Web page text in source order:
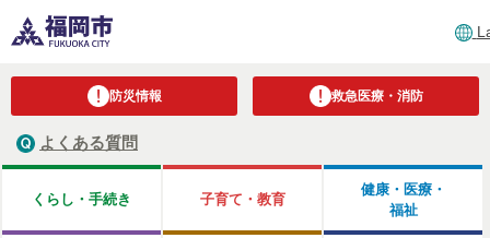
防災情報 救急医療・消防
よくある質問
くらし・手続き 子育て・教育
健康・医療・
福祉